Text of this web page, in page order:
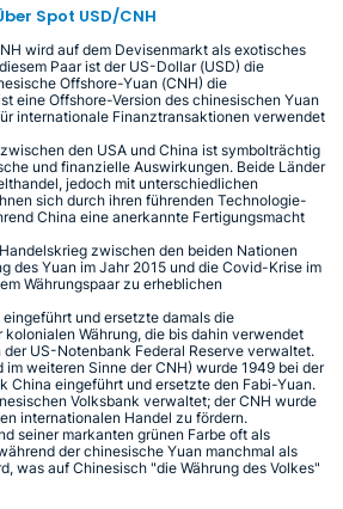
Spot USD/CNH
wird auf dem Devisenmarkt als exotisches
Paar ist der US-Dollar (USD) die
Offshore-Yuan (CNH) die
eine Offshore-Version des chinesischen Yuan
internationale Finanztransaktionen verwendet
den USA und China ist symbolträchtig
und finanzielle Auswirkungen. Beide Länder
jedoch mit unterschiedlichen
sich durch ihren führenden Technologie-
China eine anerkannte Fertigungsmacht
zwischen den beiden Nationen
des Yuan im Jahr 2015 und die Covid-Krise im
Währungspaar zu erheblichen
und ersetzte damals die
Währung, die bis dahin verwendet
US-Notenbank Federal Reserve verwaltet.
im weiteren Sinne der CNH) wurde 1949 bei der
China eingeführt und ersetzte den Fabi-Yuan.
Volksbank verwaltet; der CNH wurde
internationalen Handel zu fördern.
seiner markanten grünen Farbe oft als
der chinesische Yuan manchmal als
was auf Chinesisch "die Währung des Volkes"